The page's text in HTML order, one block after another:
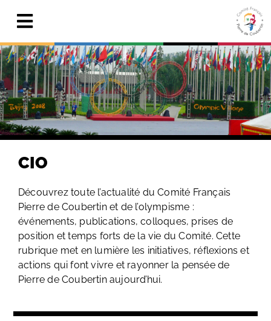
contentToggle
Navigation
Actualités
Le Comité
Pierre de Coubertin
Adhérer & faire un don
Search
for:
CIO
Découvrez toute l’actualité du Comité Français
Pierre de Coubertin et de l’olympisme :
événements, publications, colloques, prises de
position et temps forts de la vie du Comité. Cette
rubrique met en lumière les initiatives, réflexions et
actions qui font vivre et rayonner la pensée de
Pierre de Coubertin aujourd’hui.